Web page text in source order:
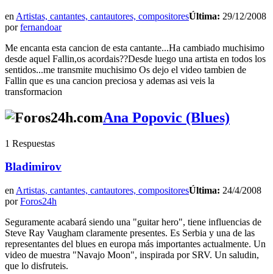
en Artistas, cantantes, cantautores, compositoresÚltima: 29/12/2008
porfernandoar
Me encanta esta cancion de esta cantante...Ha cambiado muchisimo
desde aquel Fallin,os acordais??Desde luego una artista en todos los
sentidos...me transmite muchisimo Os dejo el video tambien de
Fallin que es una cancion preciosa y ademas asi veis la
transformacion
Ana Popovic (Blues)
1 Respuestas
Bladimirov
en Artistas, cantantes, cantautores, compositoresÚltima: 24/4/2008
porForos24h
Seguramente acabará siendo una "guitar hero", tiene influencias de
Steve Ray Vaugham claramente presentes. Es Serbia y una de las
representantes del blues en europa más importantes actualmente. Un
video de muestra "Navajo Moon", inspirada por SRV. Un saludin,
que lo disfruteis.